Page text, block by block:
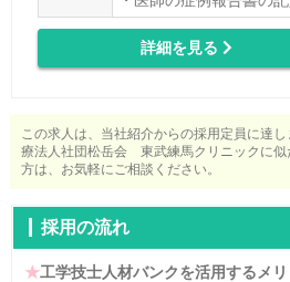
詳細を見る
この求人は、当社紹介からの採用定員に達
療法人社団松岳会 東武練馬クリニックに似
方は、お気軽にご相談ください。
採用の流れ
★工学技士人材バンクを活用するメリ